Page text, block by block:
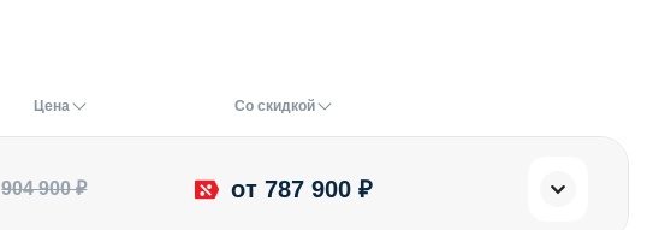
Цена Со скидкой
904 900 ₽ от 787 900 ₽